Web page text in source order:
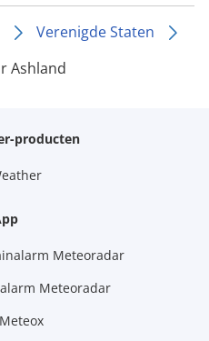
Verenigde Staten
Ashland
producten
Meteoradar
Meteoradar